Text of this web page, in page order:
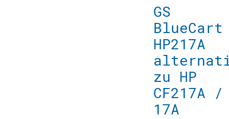
GS
BlueCart
HP217A
zu HP
CF217A /
17A